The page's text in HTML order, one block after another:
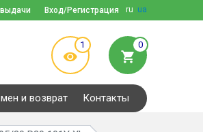
ru ua
Вход/Регистрация
1 0
и возврат Контакты